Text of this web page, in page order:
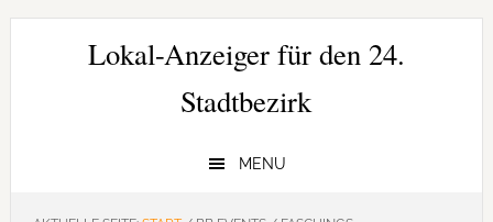
Zur
Hauptnavigation
Zum
Zur
SeitenspalteLokal-Anzeiger für den 24.
Stadtbezirk
MENU